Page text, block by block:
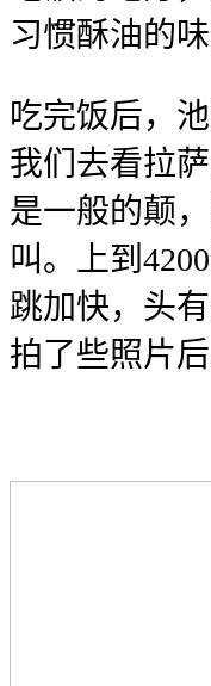
习惯酥油的味
吃完饭后，
我们去看拉
是一般的颠
叫。上到
跳加快，头
拍了些照片